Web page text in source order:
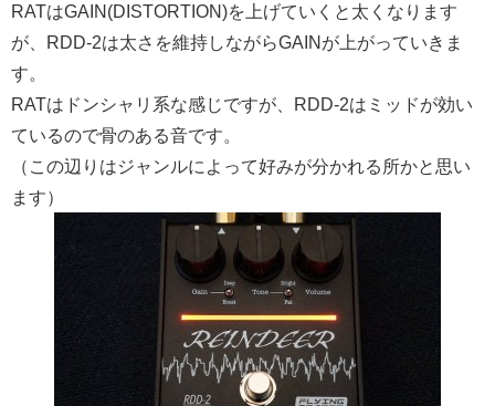
RATはGAIN(DISTORTION)を上げていくと太くなります
が、RDD-2は太さを維持しながらGAINが上がっていきま
す。
RATはドンシャリ系な感じですが、RDD-2はミッドが効い
ているので骨のある音です。
（この辺りはジャンルによって好みが分かれる所かと思い
ます）